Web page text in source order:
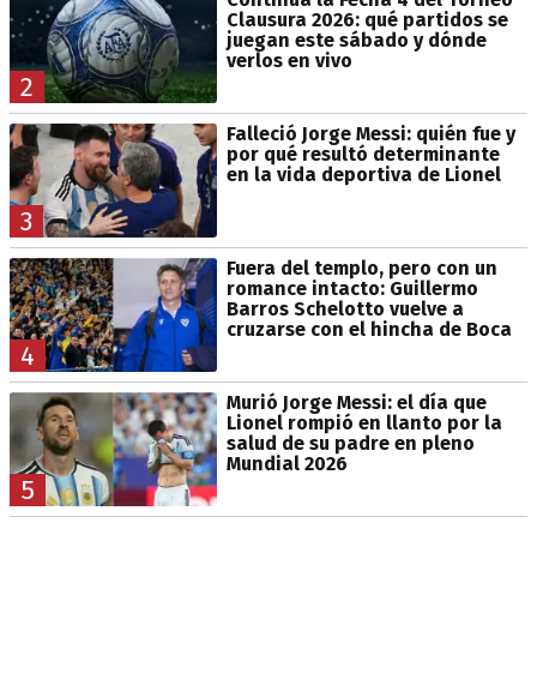
2
Clausura 2026: qué partidos se
juegan este sábado y dónde
verlos en vivo
3
Falleció Jorge Messi: quién fue y
por qué resultó determinante
en la vida deportiva de Lionel
4
Fuera del templo, pero con un
romance intacto: Guillermo
Barros Schelotto vuelve a
cruzarse con el hincha de Boca
5
Murió Jorge Messi: el día que
Lionel rompió en llanto por la
salud de su padre en pleno
Mundial 2026